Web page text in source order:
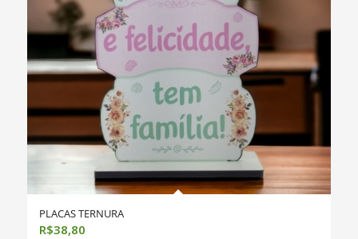
PLACAS TERNURA
R$38,80